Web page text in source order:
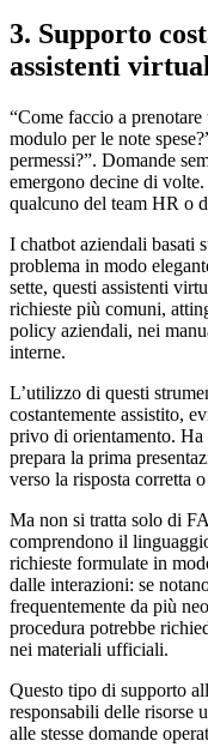
3. Supporto
assistenti
“Come faccio a
modulo per le note
permessi?”. Domande
emergono decine di
qualcuno del team HR o
I chatbot aziendali basati
problema in modo
sette, questi assistenti
richieste più comuni,
policy aziendali, nei
interne.
L’utilizzo di questi
costantemente assistito,
privo di orientamento. Ha
prepara la prima
verso la risposta corretta
Ma non si tratta solo di
comprendono il
richieste formulate in
dalle interazioni: se
frequentemente da più
procedura potrebbe
nei materiali ufficiali.
Questo tipo di supporto
responsabili delle risorse
alle stesse domande